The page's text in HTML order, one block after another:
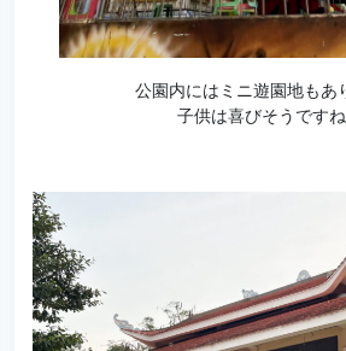
公園内にはミニ遊園地もあ
子供は喜びそうですね